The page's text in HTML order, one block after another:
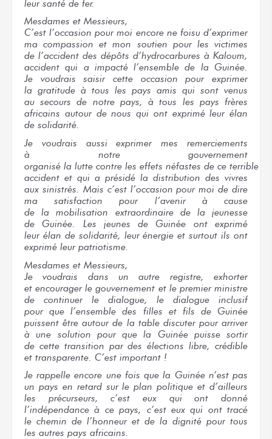
leur santé de fer.
Mesdames et Messieurs,
C’est l’occasion pour moi encore ne foisu d’exprimer
ma compassion et mon soutien pour les victimes
de l’accident des dépôts d’hydrocarbures à Kaloum,
accidentqui a impactél’ensemblede la Guinée.
Je voudrais saisircette occasion
pour exprimer
la gratitude à tous les pays amis qui sont venus
au secours de notre pays, à tous les pays frères
africains autour de nous qui ontexpriméleur élan
de solidarité.
Je voudrais aussi exprimermes remerciements
à notre gouvernement
organisé la lutte contre les effets néfastes de ce terrible
accident et qui a présidé la distribution des vivres
aux sinistrés. Mais c’est l’occasion pour moi de dire
ma satisfaction
pour l’avenir
à cause
de la mobilisation extraordinaire de la jeunesse
de Guinée.
Les jeunes de Guinée
ont exprimé
leur élan de solidarité, leur énergie et surtout ils ont
exprimé leur patriotisme.
Mesdames et Messieurs,
Je voudrais
dans un autre registre, exhorter
et encourager le gouvernement et le premierministre
de continuer
le dialogue, le dialogue inclusif
pour que l’ensembledes filles et fils de Guinée
puissent être autourde la tablediscuter pour arriver
à une solution pour que la Guinéepuisse sortir
de cette transition par des élections libre, crédible
et transparente. C’est important !
Je rappelle encore une fois que la Guinée n’est pas
un pays en retard sur le plan politiqueet d’ailleurs
les précurseurs,
c’est eux qui ont donné
l’indépendanceà ce pays, c’est eux qui onttracé
le chemin de l’honneur et de la dignité pour tous
les autres pays africains.